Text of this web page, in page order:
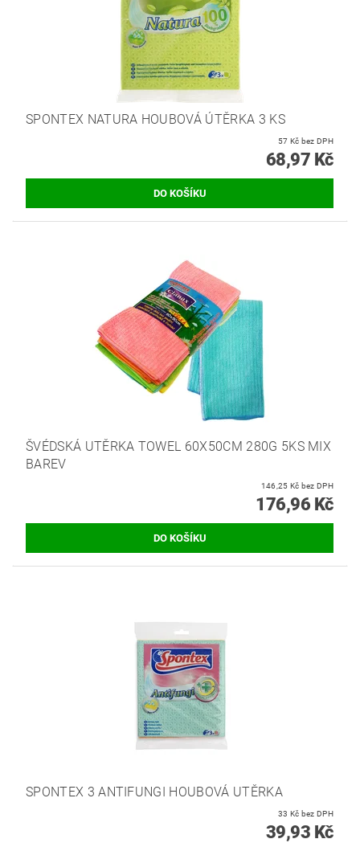
SPONTEX NATURA HOUBOVÁ ÚTĚRKA 3 KS
57 Kč bez DPH
68,97 Kč
ŠVÉDSKÁ UTĚRKA TOWEL 60X50CM 280G 5KS MIX
BAREV
146,25 Kč bez DPH
176,96 Kč
SPONTEX 3 ANTIFUNGI HOUBOVÁ UTĚRKA
33 Kč bez DPH
39,93 Kč